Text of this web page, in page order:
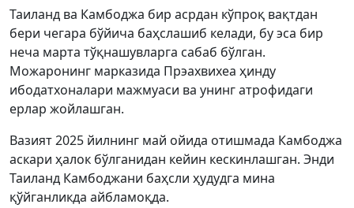
Таиланд ва Камбоджа бир асрдан кўпроқ вақтдан
бери чегара бўйича баҳслашиб келади, бу эса бир
неча марта тўқнашувларга сабаб бўлган.
Можаронинг марказида Прэахвихеа ҳинду
ибодатхоналари мажмуаси ва унинг атрофидаги
ерлар жойлашган.
Вазият 2025 йилнинг май ойида отишмада Камбоджа
аскари ҳалок бўлганидан кейин кескинлашган. Энди
Таиланд Камбоджани баҳсли ҳудудга мина
қўйганликда айбламоқда.